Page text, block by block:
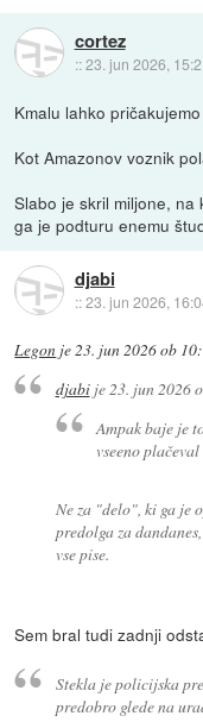
cortez
::23. jun 2026,
Kmalu lahko
Kot Amazonov voznik
Slabo je skril miljone,
ga je podturu enemu
djabi
::23. jun 2026,
Legon je23. jun 2026 ob
djabije23. jun 2026
Ampak baje je
vseeno
Ne za "delo", ki ga je
predolga za
vse pise.
Sem bral tudi zadnji
Stekla je policijska
predobro glede na